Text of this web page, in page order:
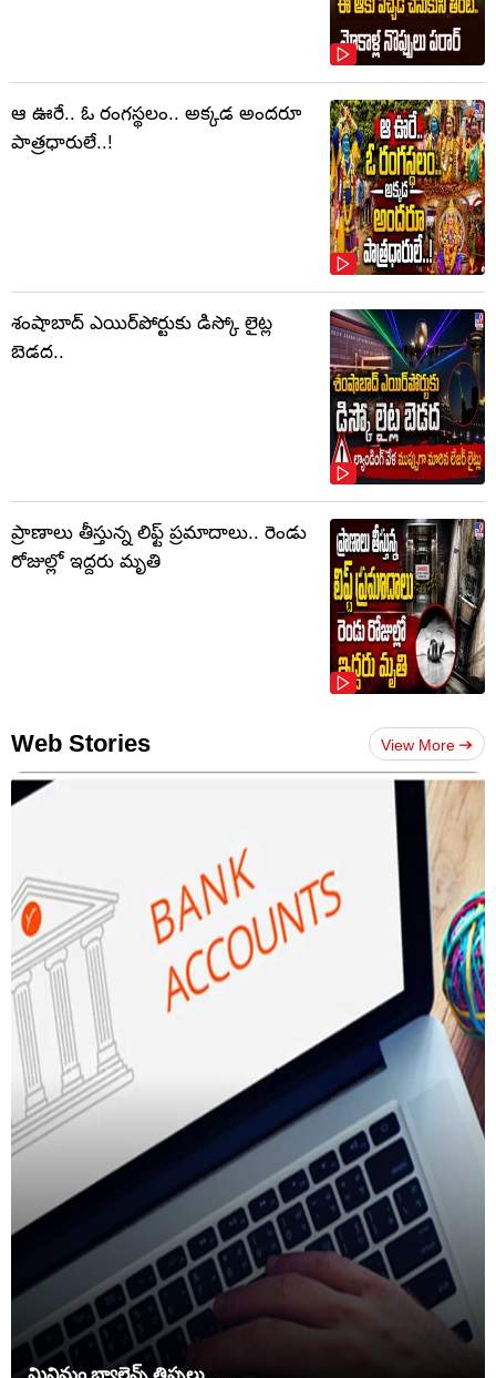
ఆ ఊరే.. ఓ రంగస్థలం.. అక్కడ అందరూ
పాత్రధారులే..!
శంషాబాద్ ఎయిర్‌పోర్టుకు డిస్కో లైట్ల
బెడద..
ప్రాణాలు తీస్తున్న లిఫ్ట్‌ ప్రమాదాలు.. రెండు
రోజుల్లో ఇద్దరు మృతి
Web Stories View More
మినిమం బ్యాలెన్స్ తిప్పలు .....